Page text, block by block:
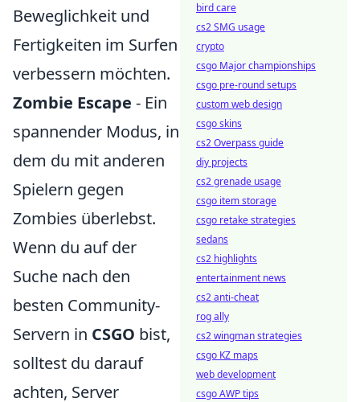
Beweglichkeit und
Fertigkeiten im Surfen
verbessern möchten.
Zombie Escape - Ein
spannender Modus, in
dem du mit anderen
Spielern gegen
Zombies überlebst.
Wenn du auf der
Suche nach den
besten Community-
Servern in CSGO bist,
solltest du darauf
achten, Server
bird care
cs2 SMG usage
crypto
csgo Major championships
csgo pre-round setups
custom web design
csgo skins
cs2 Overpass guide
diy projects
cs2 grenade usage
csgo item storage
csgo retake strategies
sedans
cs2 highlights
entertainment news
cs2 anti-cheat
rog ally
cs2 wingman strategies
csgo KZ maps
web development
csgo AWP tips